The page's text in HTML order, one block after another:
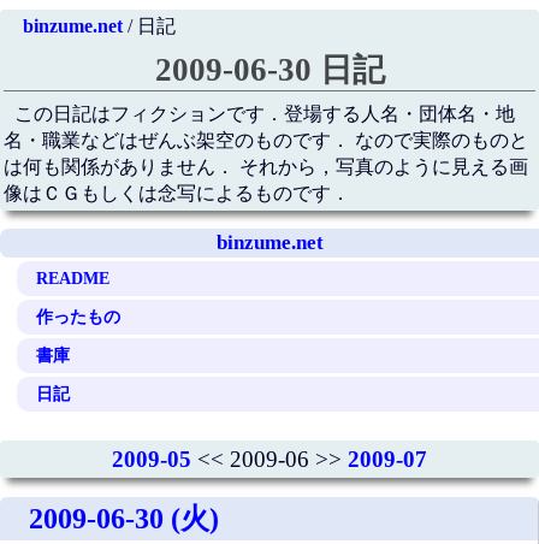
binzume.net/ 日記
2009-06-30 日記
この日記はフィクションです．登場する人名・団体名・地
名・職業などはぜんぶ架空のものです． なので実際のものと
は何も関係がありません． それから，写真のように見える画
像はＣＧもしくは念写によるものです．
binzume.net
README
作ったもの
書庫
日記
2009-05 << 2009-06 >> 2009-07
2009-06-30 (火)